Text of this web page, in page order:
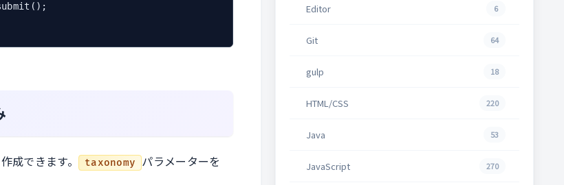
成できます。 taxonomy パラメーターを
Editor 6
Git 64
gulp 18
HTML/CSS 220
Java 53
JavaScript 270